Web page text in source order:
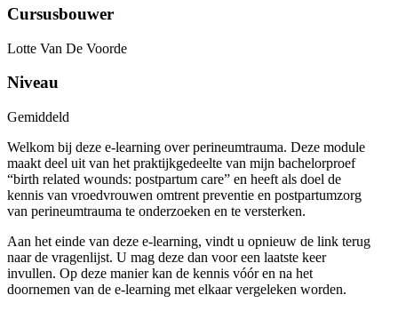
Cursusbouwer
Lotte Van De Voorde
Niveau
Gemiddeld
Welkom bij deze e-learning over perineumtrauma. Deze module
maakt deel uit van het praktijkgedeelte van mijn bachelorproef
“birth related wounds: postpartum care” en heeft als doel de
kennis van vroedvrouwen omtrent preventie en postpartumzorg
van perineumtrauma te onderzoeken en te versterken.
Aan het einde van deze e-learning, vindt u opnieuw de link terug
naar de vragenlijst. U mag deze dan voor een laatste keer
invullen. Op deze manier kan de kennis vóór en na het
doornemen van de e-learning met elkaar vergeleken worden.